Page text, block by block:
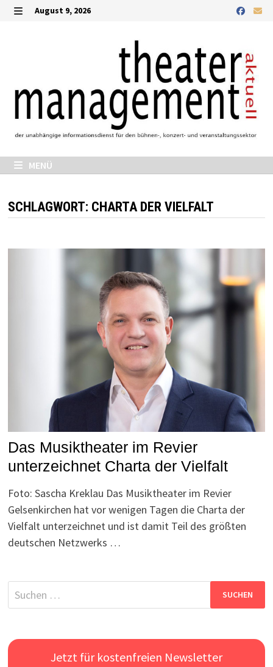
Zurück
August 9, 2026
MENÜ
SCHLAGWORT: CHARTA DER VIELFALT
Das Musiktheater im Revier
unterzeichnet Charta der Vielfalt
Foto: Sascha Kreklau Das Musiktheater im Revier
Gelsenkirchen hat vor wenigen Tagen die Charta der
Vielfalt unterzeichnet und ist damit Teil des größten
deutschen Netzwerks …
Suchen
nach:
Jetzt für kostenfreien Newsletter